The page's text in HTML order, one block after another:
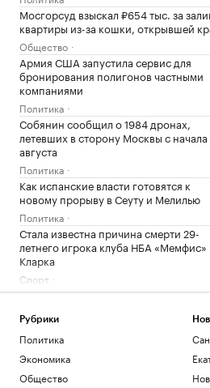
Мосгорсуд взыскал ₽654 тыс. за
квартиры из-за кошки, открывшей
Общество
Армия США запустила сервис для
бронирования полигонов частными
компаниями
Политика
Собянин сообщил о 1984 дронах,
летевших в сторону Москвы с начала
августа
Политика
Как испанские власти готовятся к
новому прорыву в Сеуту и Мелилью
Политика
Стала известна причина смерти 29-
летнего игрока клуба НБА «Мемфис»
Кларка
Спорт
Кабмин поручил доработать переход
Технологии и медиа
Gemini заподозрили в доступе к
закрытым Google-документам
Технологии и медиа
Рубрики
Политика
Экономика
Общество